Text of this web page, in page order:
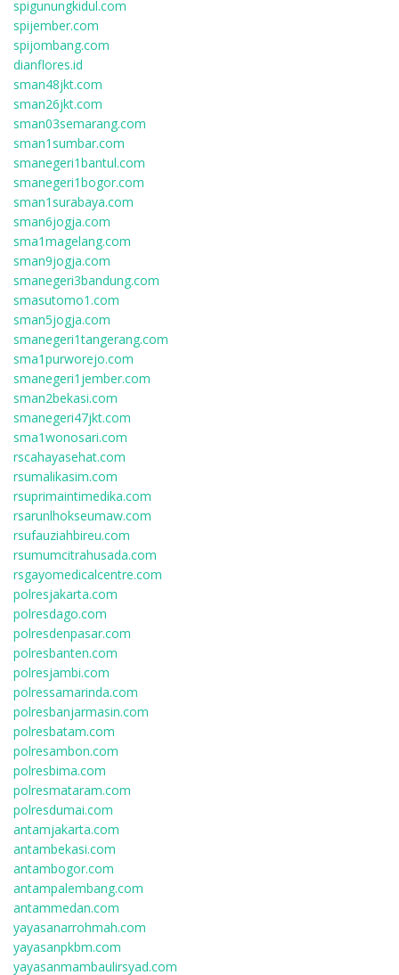
spigunungkidul.com
spijember.com
spijombang.com
dianflores.id
sman48jkt.com
sman26jkt.com
sman03semarang.com
sman1sumbar.com
smanegeri1bantul.com
smanegeri1bogor.com
sman1surabaya.com
sman6jogja.com
sma1magelang.com
sman9jogja.com
smanegeri3bandung.com
smasutomo1.com
sman5jogja.com
smanegeri1tangerang.com
sma1purworejo.com
smanegeri1jember.com
sman2bekasi.com
smanegeri47jkt.com
sma1wonosari.com
rscahayasehat.com
rsumalikasim.com
rsuprimaintimedika.com
rsarunlhokseumaw.com
rsufauziahbireu.com
rsumumcitrahusada.com
rsgayomedicalcentre.com
polresjakarta.com
polresdago.com
polresdenpasar.com
polresbanten.com
polresjambi.com
polressamarinda.com
polresbanjarmasin.com
polresbatam.com
polresambon.com
polresbima.com
polresmataram.com
polresdumai.com
antamjakarta.com
antambekasi.com
antambogor.com
antampalembang.com
antammedan.com
yayasanarrohmah.com
yayasanpkbm.com
yayasanmambaulirsyad.com